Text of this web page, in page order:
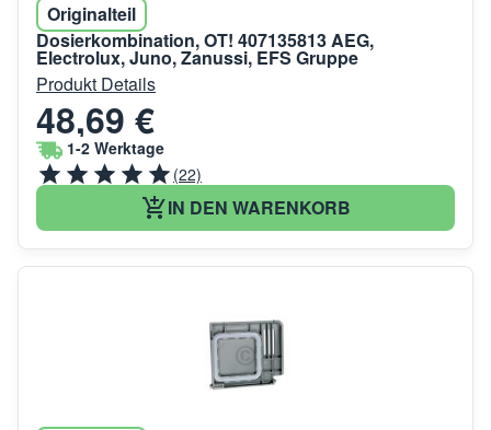
Originalteil
Dosierkombination, OT! 407135813 AEG,
Electrolux, Juno, Zanussi, EFS Gruppe
Produkt Details
48,69 €
1-2 Werktage
(22)
IN DEN WARENKORB